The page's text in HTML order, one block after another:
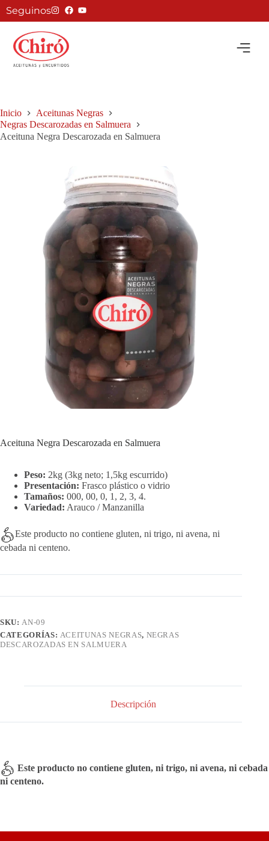
Seguinos
Inicio
Aceitunas Negras
Negras Descarozadas en Salmuera
Aceituna Negra Descarozada en Salmuera
Aceituna Negra Descarozada en Salmuera
Peso: 2kg (3kg neto; 1,5kg escurrido)
Presentación: Frasco plástico o vidrio
Tamaños: 000, 00, 0, 1, 2, 3, 4.
Variedad: Arauco / Manzanilla
Este producto no contiene gluten, ni trigo, ni avena, ni
cebada ni centeno.
SKU: AN-09
CATEGORÍAS: ACEITUNAS NEGRAS, NEGRAS
DESCAROZADAS EN SALMUERA
Descripción
Este producto no contiene gluten, ni trigo, ni avena, ni cebada
ni centeno.